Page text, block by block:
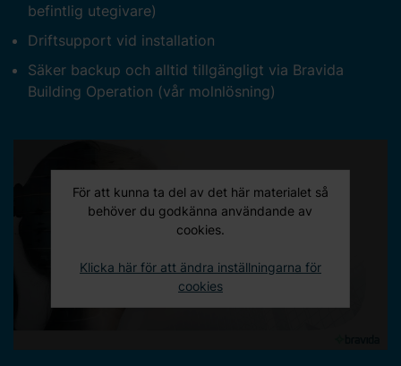
befintlig utegivare)
Driftsupport vid installation
Säker backup och alltid tillgängligt via Bravida
Building Operation (vår molnlösning)
För att kunna ta del av det här materialet så
behöver du godkänna användande av
cookies.
Klicka här för att ändra inställningarna för
cookies